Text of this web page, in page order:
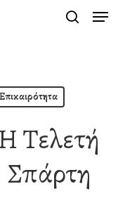
Επικαιρότητα
Τελετή
Σπάρτη